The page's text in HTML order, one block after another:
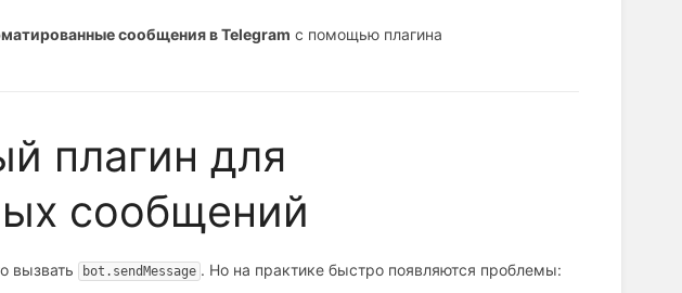
сообщения в Telegram с помощью плагина
плагин для
сообщений
вызвать bot.sendMessage . Но на практике быстро появляются проблемы: